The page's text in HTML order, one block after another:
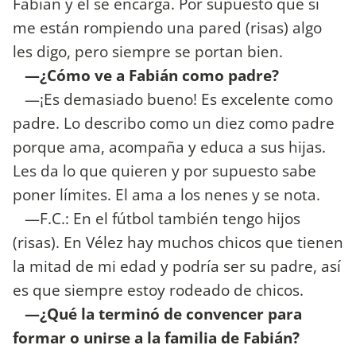
me están rompiendo una pared (risas) algo
les digo, pero siempre se portan bien.
—¿Cómo ve a Fabián como padre?
—¡Es demasiado bueno! Es excelente como
padre. Lo describo como un diez como padre
porque ama, acompaña y educa a sus hijas.
Les da lo que quieren y por supuesto sabe
poner límites. El ama a los nenes y se nota.
—F.C.: En el fútbol también tengo hijos
(risas). En Vélez hay muchos chicos que tienen
la mitad de mi edad y podría ser su padre, así
es que siempre estoy rodeado de chicos.
—¿Qué la terminó de convencer para
formar o unirse a la familia de Fabián?